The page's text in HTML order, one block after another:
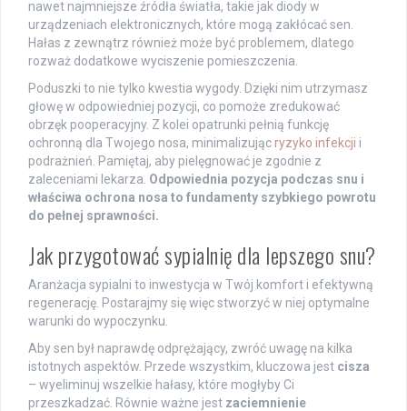
nawet najmniejsze źródła światła, takie jak diody w
urządzeniach elektronicznych, które mogą zakłócać sen.
Hałas z zewnątrz również może być problemem, dlatego
rozważ dodatkowe wyciszenie pomieszczenia.
Poduszki to nie tylko kwestia wygody. Dzięki nim utrzymasz
głowę w odpowiedniej pozycji, co pomoże zredukować
obrzęk pooperacyjny. Z kolei opatrunki pełnią funkcję
ochronną dla Twojego nosa, minimalizującryzyko infekcji i
podrażnień. Pamiętaj, aby pielęgnować je zgodnie z
zaleceniami lekarza. Odpowiednia pozycja podczas snu i
właściwa ochrona nosa to fundamenty szybkiego powrotu
do pełnej sprawności.
Jak przygotować sypialnię dla lepszego snu?
Aranżacja sypialni to inwestycja w Twój komfort i efektywną
regenerację. Postarajmy się więc stworzyć w niej optymalne
warunki do wypoczynku.
Aby sen był naprawdę odprężający, zwróć uwagę na kilka
istotnych aspektów. Przede wszystkim, kluczowa jest cisza
– wyeliminuj wszelkie hałasy, które mogłyby Ci
przeszkadzać. Równie ważne jest zaciemnienie